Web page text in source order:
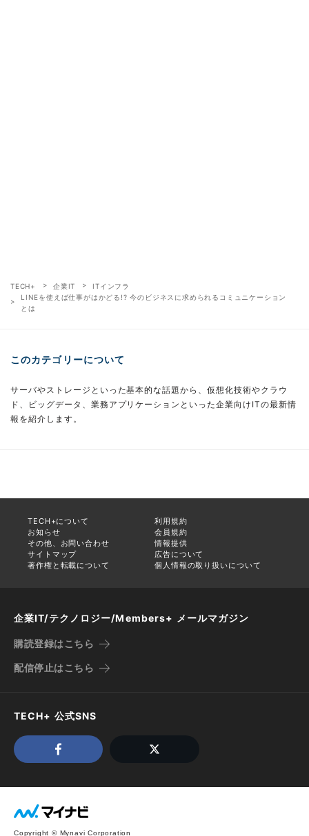
TECH+ 企業IT
ITインフラ
LINEを使えば仕事がはかどる!? 今のビジネスに求められるコミュニケーション
とは
このカテゴリーについて
サーバやストレージといった基本的な話題から、仮想化技術やクラウ
ド、ビッグデータ、業務アプリケーションといった企業向けITの最新情
報を紹介します。
TECH+について
利用規約
お知らせ
会員規約
その他、お問い合わせ
情報提供
サイトマップ
広告について
著作権と転載について
個人情報の取り扱いについて
企業IT/テクノロジー/Members+ メールマガジン
購読登録はこちら
配信停止はこちら
TECH+ 公式SNS
Copyright © Mynavi Corporation